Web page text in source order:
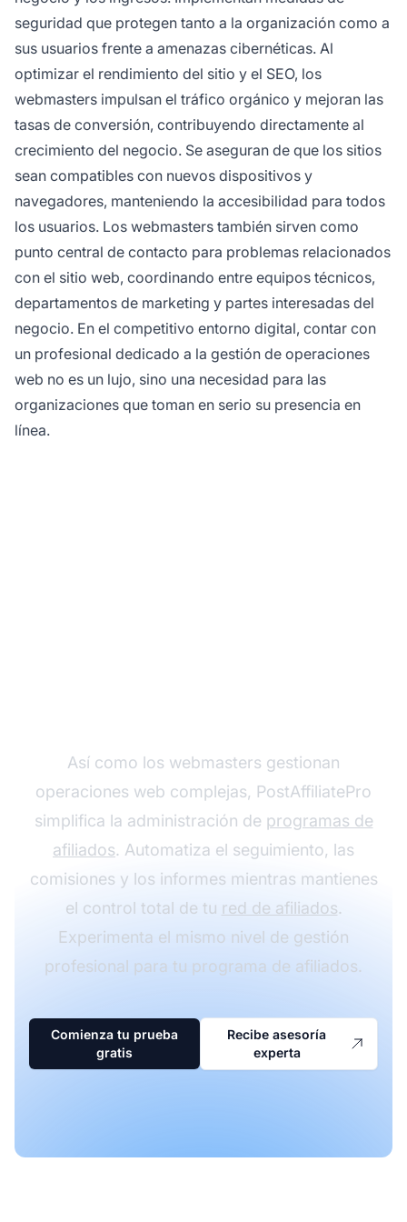
seguridad que protegen tanto a la organización como a
sus usuarios frente a amenazas cibernéticas. Al
optimizar el rendimiento del sitio y el SEO, los
webmasters impulsan el tráfico orgánico y mejoran las
tasas de conversión, contribuyendo directamente al
crecimiento del negocio. Se aseguran de que los sitios
sean compatibles con nuevos dispositivos y
navegadores, manteniendo la accesibilidad para todos
los usuarios. Los webmasters también sirven como
punto central de contacto para problemas relacionados
con el sitio web, coordinando entre equipos técnicos,
departamentos de marketing y partes interesadas del
negocio. En el competitivo entorno digital, contar con
un profesional dedicado a la gestión de operaciones
web no es un lujo, sino una necesidad para las
organizaciones que toman en serio su presencia en
línea.
Así como los webmasters gestionan
operaciones web complejas, PostAffiliatePro
simplifica la administración de programas de
afiliados. Automatiza el seguimiento, las
comisiones y los informes mientras mantienes
el control total de tu red de afiliados.
Experimenta el mismo nivel de gestión
profesional para tu programa de afiliados.
Comienza tu prueba
gratis
Recibe asesoría
experta